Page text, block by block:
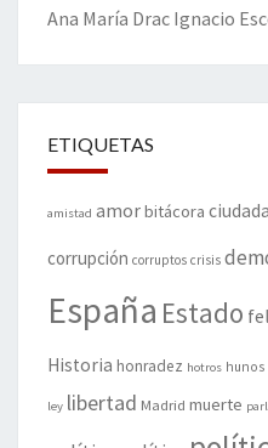
Ana María Drac Ignacio
ETIQUETAS
amistad amorbitácora
corrupción corruptos crisis
España Estado
Historia honradez hotros hunos
ley libertad Madrid muerte